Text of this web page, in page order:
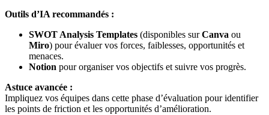
Outils d’IA recommandés :
SWOT Analysis Templates (disponibles surCanva ou
Miro) pour évaluer vos forces, faiblesses, opportunités et
menaces.
Notion pour organiser vos objectifs et suivre vos progrès.
Astuce avancée :
Impliquez vos équipes dans cette phase d’évaluation pour identifier
les points de friction et les opportunités d’amélioration.